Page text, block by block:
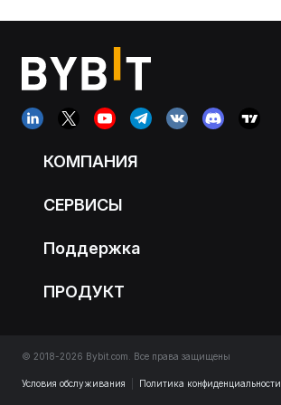
КОМПАНИЯ
СЕРВИСЫ
Поддержка
ПРОДУКТ
© 2018-2026 Bybit.com. Все права защищены
Условия обслуживания Политика конфиденциальности